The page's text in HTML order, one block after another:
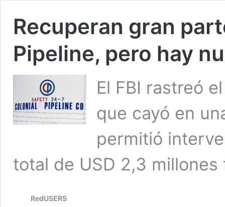
Recuperan gran
Pipeline, pero hay
El FBI rastreó
que cayó en
permitió
total de USD 2,3
RedUSERS